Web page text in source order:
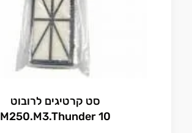
סט קרטיגים לרובוט
M250.M3.Thunder 10